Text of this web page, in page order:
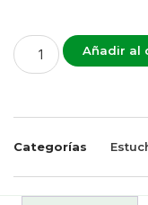
Añadir al
Categorías